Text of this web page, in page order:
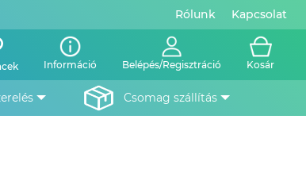
Rólunk Kapcsolat
Információ Belépés/Regisztráció Kosár
csomag szállítás